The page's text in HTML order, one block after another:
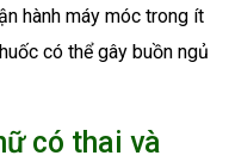
hành máy móc trong ít
có thể gây buồn ngủ
có thai và